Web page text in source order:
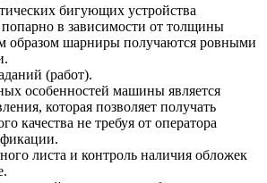
бигующих устройства
в зависимости от толщины
образом шарниры получаются ровными
(работ).
особенностей машины является
которая позволяет получать
качества не требуя от оператора
листа и контроль наличия обложек